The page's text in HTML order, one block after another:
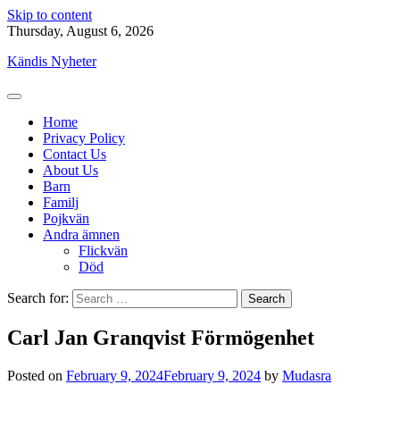
Skip to content
Thursday, August 6, 2026
Kändis Nyheter
Home
Privacy Policy
Contact Us
About Us
Barn
Familj
Pojkvän
Andra ämnen
Flickvän
Död
Search for:
Carl Jan Granqvist Förmögenhet
Posted on February 9, 2024February 9, 2024 by Mudasra